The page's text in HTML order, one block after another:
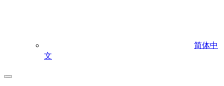
简体中
文